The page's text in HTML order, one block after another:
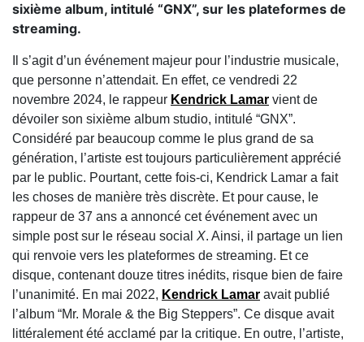
sixième album, intitulé “GNX”, sur les plateformes de
streaming.
Il s’agit d’un événement majeur pour l’industrie musicale,
que personne n’attendait. En effet, ce vendredi 22
novembre 2024, le rappeur Kendrick Lamar vient de
dévoiler son sixième album studio, intitulé “GNX”.
Considéré par beaucoup comme le plus grand de sa
génération, l’artiste est toujours particulièrement apprécié
par le public. Pourtant, cette fois-ci, Kendrick Lamar a fait
les choses de manière très discrète. Et pour cause, le
rappeur de 37 ans a annoncé cet événement avec un
simple post sur le réseau social X. Ainsi, il partage un lien
qui renvoie vers les plateformes de streaming. Et ce
disque, contenant douze titres inédits, risque bien de faire
l’unanimité. En mai 2022, Kendrick Lamar avait publié
l’album “Mr. Morale & the Big Steppers”. Ce disque avait
littéralement été acclamé par la critique. En outre, l’artiste,